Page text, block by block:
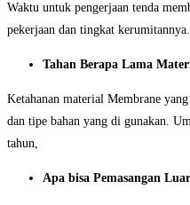
Waktu untuk pengerjaan tenda
pekerjaan dan tingkat
Tahan Berapa Lama
Ketahanan material Membrane
dan tipe bahan yang di gunakan.
tahun,
Apa bisa Pemasangan